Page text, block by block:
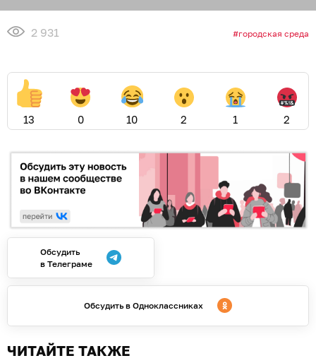
2 931 городская среда
13 0 10 2 1 2
Обсудить
в Телеграме
Обсудить в Одноклассниках
ЧИТАЙТЕ ТАКЖЕ